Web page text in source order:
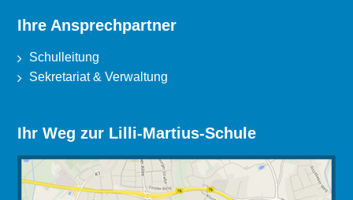
Ihre Ansprechpartner
Schulleitung
Sekretariat & Verwaltung
Ihr Weg zur Lilli-Martius-Schule